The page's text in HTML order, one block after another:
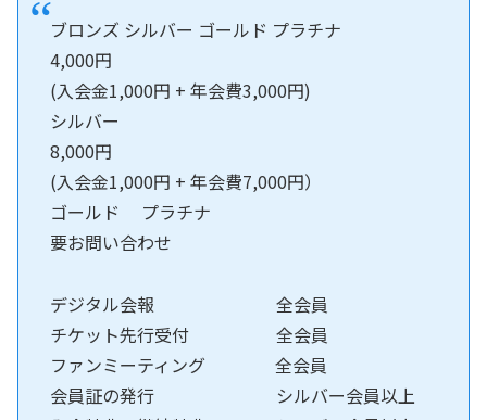
ブロンズ シルバー ゴールド プラチナ
4,000円
(入会金1,000円 + 年会費3,000円)
シルバー
8,000円
(入会金1,000円 + 年会費7,000円）
ゴールド プラチナ
要お問い合わせ
デジタル会報 全会員
チケット先行受付 全会員
ファンミーティング 全会員
会員証の発行 シルバー会員以上